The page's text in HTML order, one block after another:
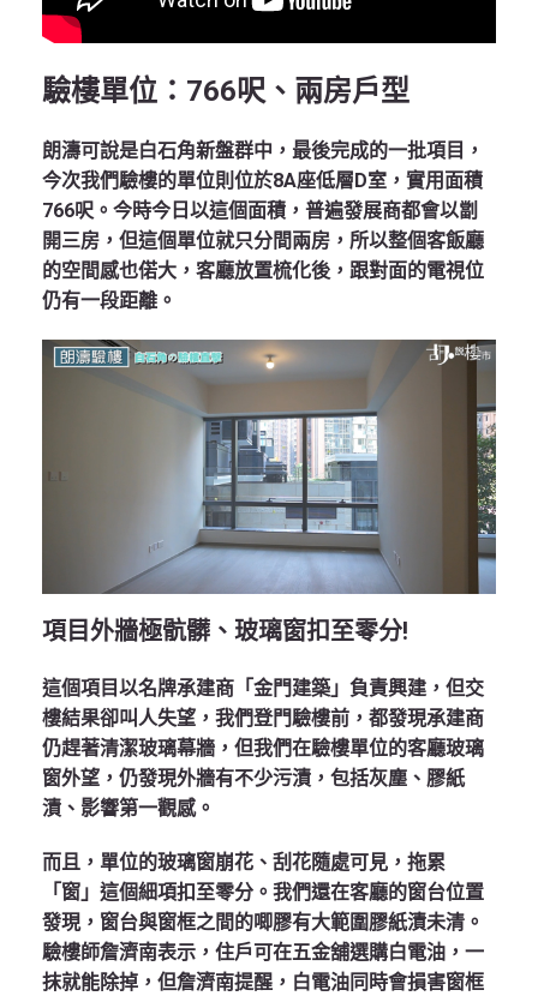
驗樓單位：766呎、兩房戶型
朗濤可說是白石角新盤群中，最後完成的一批項目，
今次我們驗樓的單位則位於8A座低層D室，實用面積
766呎。今時今日以這個面積，普遍發展商都會以劏
開三房，但這個單位就只分間兩房，所以整個客飯廳
的空間感也偌大，客廳放置梳化後，跟對面的電視位
仍有一段距離。
項目外牆極骯髒、玻璃窗扣至零分!
這個項目以名牌承建商「金門建築」負責興建，但交
樓結果卻叫人失望，我們登門驗樓前，都發現承建商
仍趕著清潔玻璃幕牆，但我們在驗樓單位的客廳玻璃
窗外望，仍發現外牆有不少污漬，包括灰塵、膠紙
漬、影響第一觀感。
而且，單位的玻璃窗崩花、刮花隨處可見，拖累
「窗」這個細項扣至零分。我們還在客廳的窗台位置
發現，窗台與窗框之間的唧膠有大範圍膠紙漬未清。
驗樓師詹濟南表示，住戶可在五金舖選購白電油，一
抹就能除掉，但詹濟南提醒，白電油同時會損害窗框